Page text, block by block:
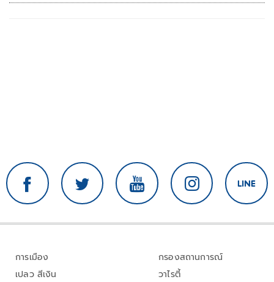
การเมือง
เปลว สีเงิน
กรองสถานการณ์
วาไรตี้